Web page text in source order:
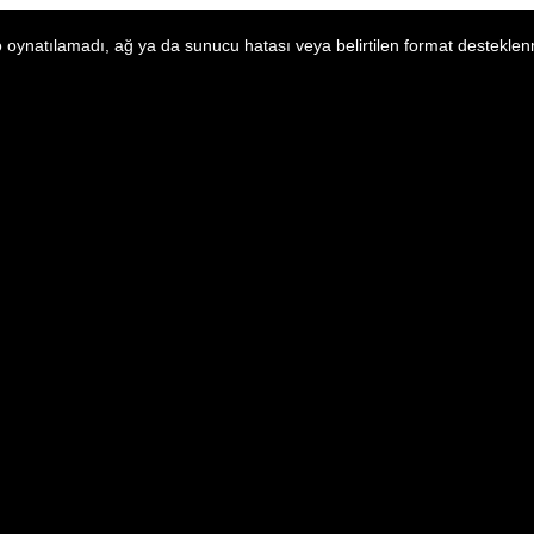
oynatılamadı, ağ ya da sunucu hatası veya belirtilen format